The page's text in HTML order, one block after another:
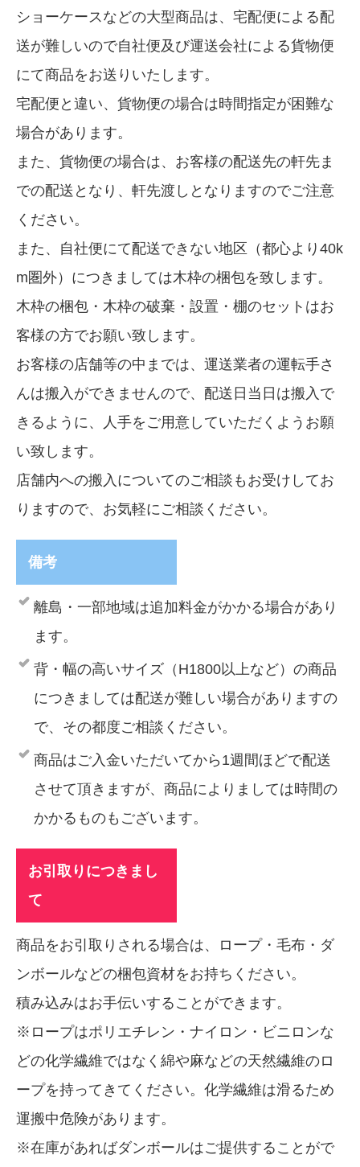
ショーケースなどの大型商品は、宅配便による配
送が難しいので自社便及び運送会社による貨物便
にて商品をお送りいたします。
宅配便と違い、貨物便の場合は時間指定が困難な
場合があります。
また、貨物便の場合は、お客様の配送先の軒先ま
での配送となり、軒先渡しとなりますのでご注意
ください。
また、自社便にて配送できない地区（都心より40k
m圏外）につきましては木枠の梱包を致します。
木枠の梱包・木枠の破棄・設置・棚のセットはお
客様の方でお願い致します。
お客様の店舗等の中までは、運送業者の運転手さ
んは搬入ができませんので、配送日当日は搬入で
きるように、人手をご用意していただくようお願
い致します。
店舗内への搬入についてのご相談もお受けしてお
りますので、お気軽にご相談ください。
備考
離島・一部地域は追加料金がかかる場合があり
ます。
背・幅の高いサイズ（H1800以上など）の商品
につきましては配送が難しい場合がありますの
で、その都度ご相談ください。
商品はご入金いただいてから1週間ほどで配送
させて頂きますが、商品によりましては時間の
かかるものもございます。
お引取りにつきまし
て
商品をお引取りされる場合は、ロープ・毛布・ダ
ンボールなどの梱包資材をお持ちください。
積み込みはお手伝いすることができます。
※ロープはポリエチレン・ナイロン・ビニロンな
どの化学繊維ではなく綿や麻などの天然繊維のロ
ープを持ってきてください。化学繊維は滑るため
運搬中危険があります。
※在庫があればダンボールはご提供することがで